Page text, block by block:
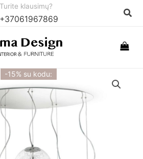
Turite klausimų?
+37061967869
-15% su kodu: